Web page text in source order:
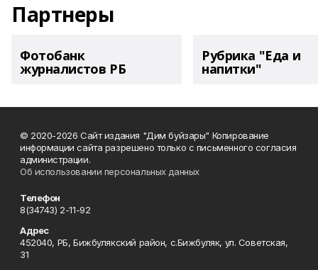
Партнеры
Фотобанк
журналистов РБ
Рубрика "Еда и
напитки"
© 2020-2026 Сайт издания "Дим буйзары" Копирование
информации сайта разрешено только с письменного согласия
администрации.
Об использовании персональных данных
Телефон
8(34743) 2-11-92
Адрес
452040, РБ, Бижбулякский район, с.Бижбуляк, ул. Советская,
31